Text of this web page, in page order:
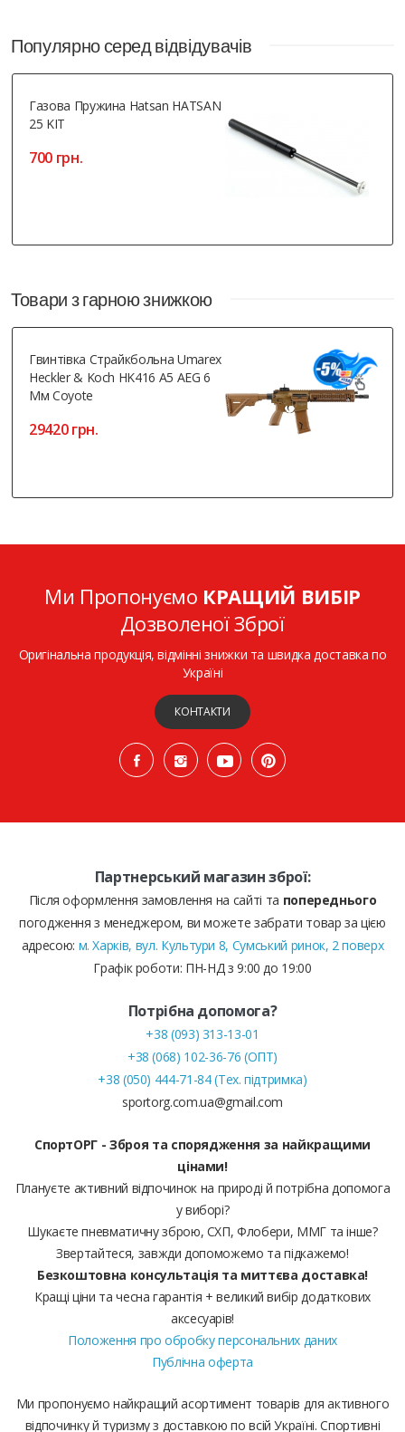
Популярно серед відвідувачів
Газова Пружина Hatsan HATSAN
25 KIT
700 грн.
Товари з гарною знижкою
Гвинтівка Страйкбольна Umarex
Heckler & Koch HK416 A5 AEG 6
Мм Coyote
29420 грн.
Ми Пропонуємо КРАЩИЙ ВИБІР
Дозволеної Зброї
Оригінальна продукція, відмінні знижки та швидка доставка по
Україні
КОНТАКТИ
Партнерський магазин зброї:
Після оформлення замовлення на сайті та попереднього
погодження з менеджером, ви можете забрати товар за цією
адресою: м. Харків, вул. Культури 8, Сумський ринок, 2 поверх
Графік роботи: ПН-НД з 9:00 до 19:00
Потрібна допомога?
+38 (093) 313-13-01
+38 (068) 102-36-76 (ОПТ)
+38 (050) 444-71-84 (Тех. підтримка)
sportorg.com.ua@gmail.com
СпортОРГ - Зброя та спорядження за найкращими
цінами!
Плануєте активний відпочинок на природі й потрібна допомога
у виборі?
Шукаєте пневматичну зброю, СХП, Флобери, ММГ та інше?
Звертайтеся, завжди допоможемо та підкажемо!
Безкоштовна консультація та миттєва доставка!
Кращі ціни та чесна гарантія + великий вибір додаткових
аксесуарів!
Положення про обробку персональних даних
Публічна оферта
Ми пропонуємо найкращий асортимент товарів для активного
відпочинку й туризму з доставкою по всій Україні. Спортивні